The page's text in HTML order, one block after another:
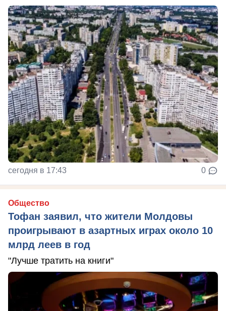
сегодня в 17:43 0
Общество
Тофан заявил, что жители Молдовы
проигрывают в азартных играх около 10
млрд леев в год
"Лучше тратить на книги"